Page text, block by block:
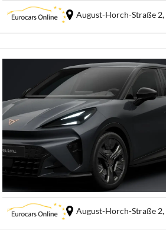
August-Horch-Straße 2,
August-Horch-Straße 2,